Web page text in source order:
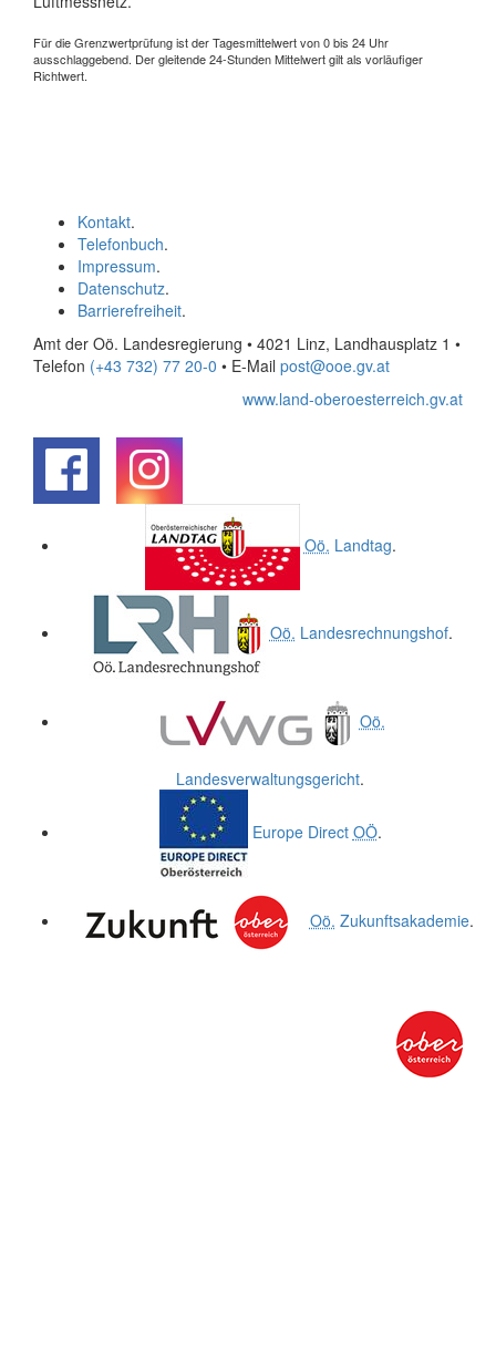
Für die Grenzwertprüfung ist der Tagesmittelwert von 0 bis 24 Uhr
ausschlaggebend. Der gleitende 24-Stunden Mittelwert gilt als vorläufiger
Richtwert.
Kontakt.
Telefonbuch.
Impressum.
Datenschutz.
Barrierefreiheit.
Amt der Oö. Landesregierung • 4021 Linz, Landhausplatz 1 •
Telefon (+43 732) 77 20-0 • E-Mail post@ooe.gv.at
www.land-oberoesterreich.gv.at
Oö. Landtag.
Oö. Landesrechnungshof.
Oö.
Landesverwaltungsgericht.
Europe Direct OÖ.
Oö. Zukunftsakademie.